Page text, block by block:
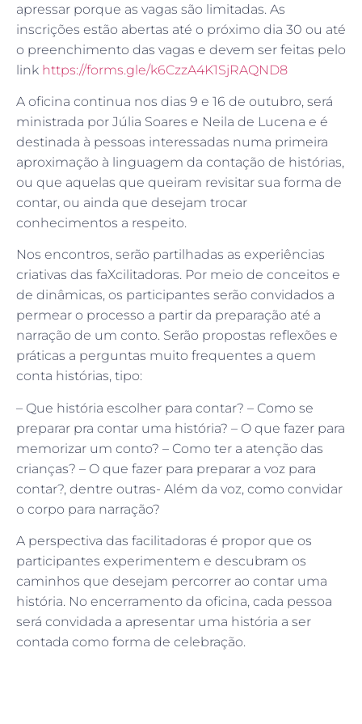
apressar porque as vagas são limitadas. As
inscrições estão abertas até o próximo dia 30 ou até
o preenchimento das vagas e devem ser feitas pelo
link https://forms.gle/k6CzzA4K1SjRAQND8
A oficina continua nos dias 9 e 16 de outubro, será
ministrada por Júlia Soares e Neila de Lucena e é
destinada à pessoas interessadas numa primeira
aproximação à linguagem da contação de histórias,
ou que aquelas que queiram revisitar sua forma de
contar, ou ainda que desejam trocar
conhecimentos a respeito.
Nos encontros, serão partilhadas as experiências
criativas das faXcilitadoras. Por meio de conceitos e
de dinâmicas, os participantes serão convidados a
permear o processo a partir da preparação até a
narração de um conto. Serão propostas reflexões e
práticas a perguntas muito frequentes a quem
conta histórias, tipo:
– Que história escolher para contar? – Como se
preparar pra contar uma história? – O que fazer para
memorizar um conto? – Como ter a atenção das
crianças? – O que fazer para preparar a voz para
contar?, dentre outras- Além da voz, como convidar
o corpo para narração?
A perspectiva das facilitadoras é propor que os
participantes experimentem e descubram os
caminhos que desejam percorrer ao contar uma
história. No encerramento da oficina, cada pessoa
será convidada a apresentar uma história a ser
contada como forma de celebração.